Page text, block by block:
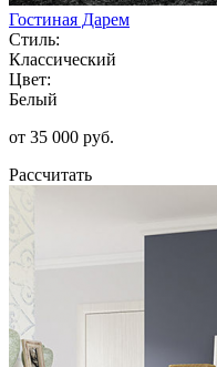
Гостиная Дарем
Стиль:
Классический
Цвет:
Белый
от 35 000 руб.
Рассчитать